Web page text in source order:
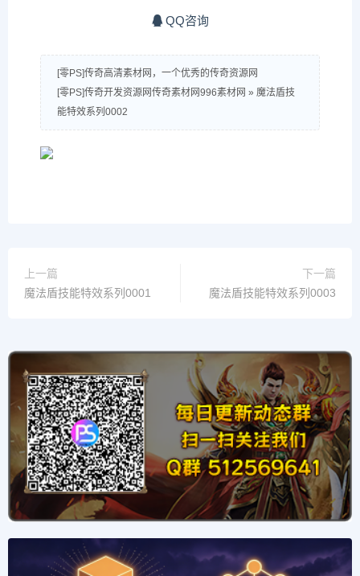
QQ咨询
[零PS]传奇高清素材网，一个优秀的传奇资源网
[零PS]传奇开发资源网传奇素材网996素材网 » 魔法盾技
能特效系列0002
上一篇
魔法盾技能特效系列0001
下一篇
魔法盾技能特效系列0003